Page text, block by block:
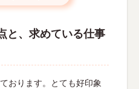
と、求めている仕事
おります。とても好印象